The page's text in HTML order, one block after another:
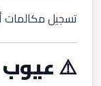
تسجيل
⚠️ عيوب